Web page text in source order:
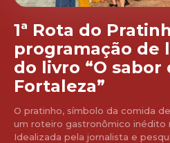
1ª Rota do
programação de
do livro “O sabor
Fortaleza”
O pratinho, símbolo da comida
um roteiro gastronômico inédito
Idealizada pela jornalista e